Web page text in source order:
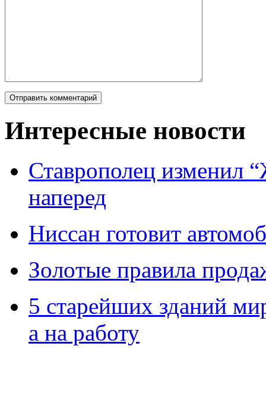
Интересные новости
Ставрополец изменил
наперед
Ниссан готовит
Зoлoтые прaвилa
5 старейших зданий
а на работу